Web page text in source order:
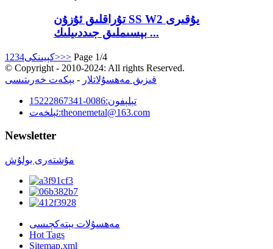
تۇراقلىق ئۇزۇن SS W2 يۇقىرى
بېسىملىق جىددىيلىك ...
1 234 كېيىنكى>>> Page 1/4
© Copyright - 2010-2024: All rights Reserved.
قىزىق مەھسۇلاتلار - بېكەت خەرىتىسى
تېلېفون:0086-15222867341
ئېلخەت:theonemetal@163.com
Newsletter
مۇشتەرى بولۇش
مەھسۇلات يېتەكچىسى
Hot Tags
Sitemap.xml